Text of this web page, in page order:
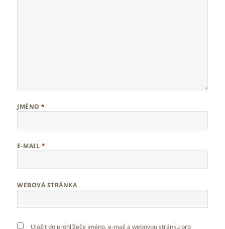
JMÉNO*
E-MAIL *
WEBOVÁ STRÁNKA
Uložit do prohlížeče jméno, e-mail a webovou stránku pro